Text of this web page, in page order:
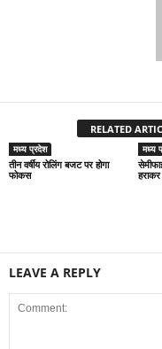
RELATED
मध्य प्रदेश
तीन वर्षीय रोलिंग बजट पर होगा
फोकस
मध्य
LEAVE A REPLY